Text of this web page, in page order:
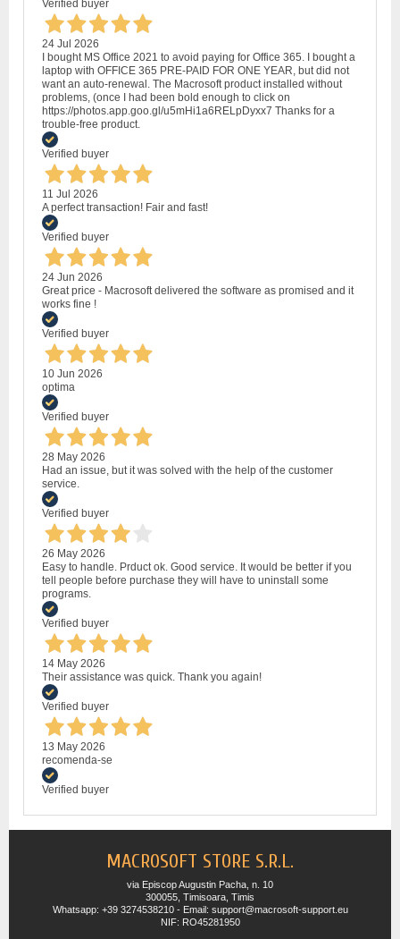
Verified buyer
24 Jul 2026
I bought MS Office 2021 to avoid paying for Office 365. I bought a
laptop with OFFICE 365 PRE-PAID FOR ONE YEAR, but did not
want an auto-renewal. The Macrosoft product installed without
problems, (once I had been bold enough to click on
https://photos.app.goo.gl/u5mHi1a6RELpDyxx7 Thanks for a
trouble-free product.
Verified buyer
11 Jul 2026
A perfect transaction! Fair and fast!
Verified buyer
24 Jun 2026
Great price - Macrosoft delivered the software as promised and it
works fine !
Verified buyer
10 Jun 2026
optima
Verified buyer
28 May 2026
Had an issue, but it was solved with the help of the customer
service.
Verified buyer
26 May 2026
Easy to handle. Prduct ok. Good service. It would be better if you
tell people before purchase they will have to uninstall some
programs.
Verified buyer
14 May 2026
Their assistance was quick. Thank you again!
Verified buyer
13 May 2026
recomenda-se
Verified buyer
MACROSOFT STORE S.R.L.
via Episcop Augustin Pacha, n. 10
300055, Timisoara, Timis
Whatsapp: +39 3274538210 - Email: support@macrosoft-support.eu
NIF: RO45281950